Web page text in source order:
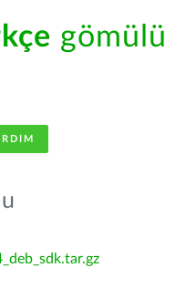
gömülü